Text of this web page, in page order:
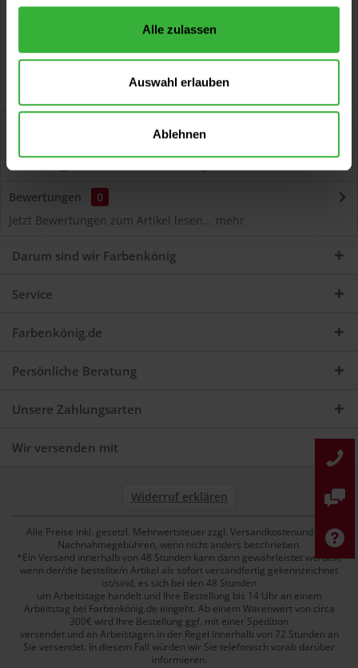
Alle zulassen
Auswahl erlauben
Ablehnen
Persönliche Beratung unter040 60 77 65 23
Lackierungen und Lackausbesserungen am Auto...
Bewertungen
0
Jetzt Bewertungen zum Artikel lesen... mehr
Darum sind wir Farbenkönig
Service
Farbenkönig.de
Persönliche Beratung
Unsere Zahlungsarten
Wir versenden mit
Widerruf erklären
Alle Preise inkl. gesetzl. Mehrwertsteuer zzgl. Versandkostenund ggf.
Nachnahmegebühren, wenn nicht anders beschrieben.
*Ein Versand innerhalb von 48 Stunden kann dann gewährleistet werden,
wenn der/die bestellte/n Artikel als sofort versandfertig gekennzeichnet
ist/sind, es sich bei den 48 Stunden
um Arbeitstage handelt und Ihre Bestellung bis 14 Uhr an einem
Arbeitstag bei Farbenkönig.de eingeht. Ab einem Warenwert von circa
300€ wird Ihre Bestellung ggf. mit einer Spedition
versendet und an Arbeistagen in der Regel innerhalb von 72 Stunden an
Sie versendet. In diesem Fall würden wir Sie telefonisch vorab darüber
informieren.